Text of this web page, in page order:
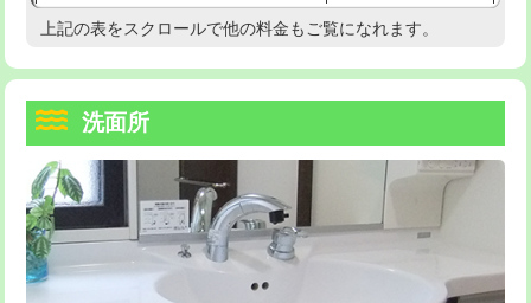
モルタル補修（厚さ10㎝超え） 38,500円
洗面台設置 38,500円
追加人工
廃棄・処分 現場見積
※給水管工事は20mmまでの価格です。
給水管工事※（支持金具設置) 5,500円
給水管工事※（保温材使用（バンド止
め込み）)
5,500円
給水管工事※（土の掘削・埋め戻し作
業)
11,000円
給水管工事※（塩ビ管（VP・HI）使
用/3ｍまで)
33,000円
給水管工事※（塩ビ管（VP・HI）使
高度高圧洗浄換 現地調査
トーラー機使用/3mまで
追加トーラー機使用/3m超え +3,300円
カメラ調査 33,000円
桝清掃
上記の表をスクロールで他の料金もご覧になれます。
洗面所